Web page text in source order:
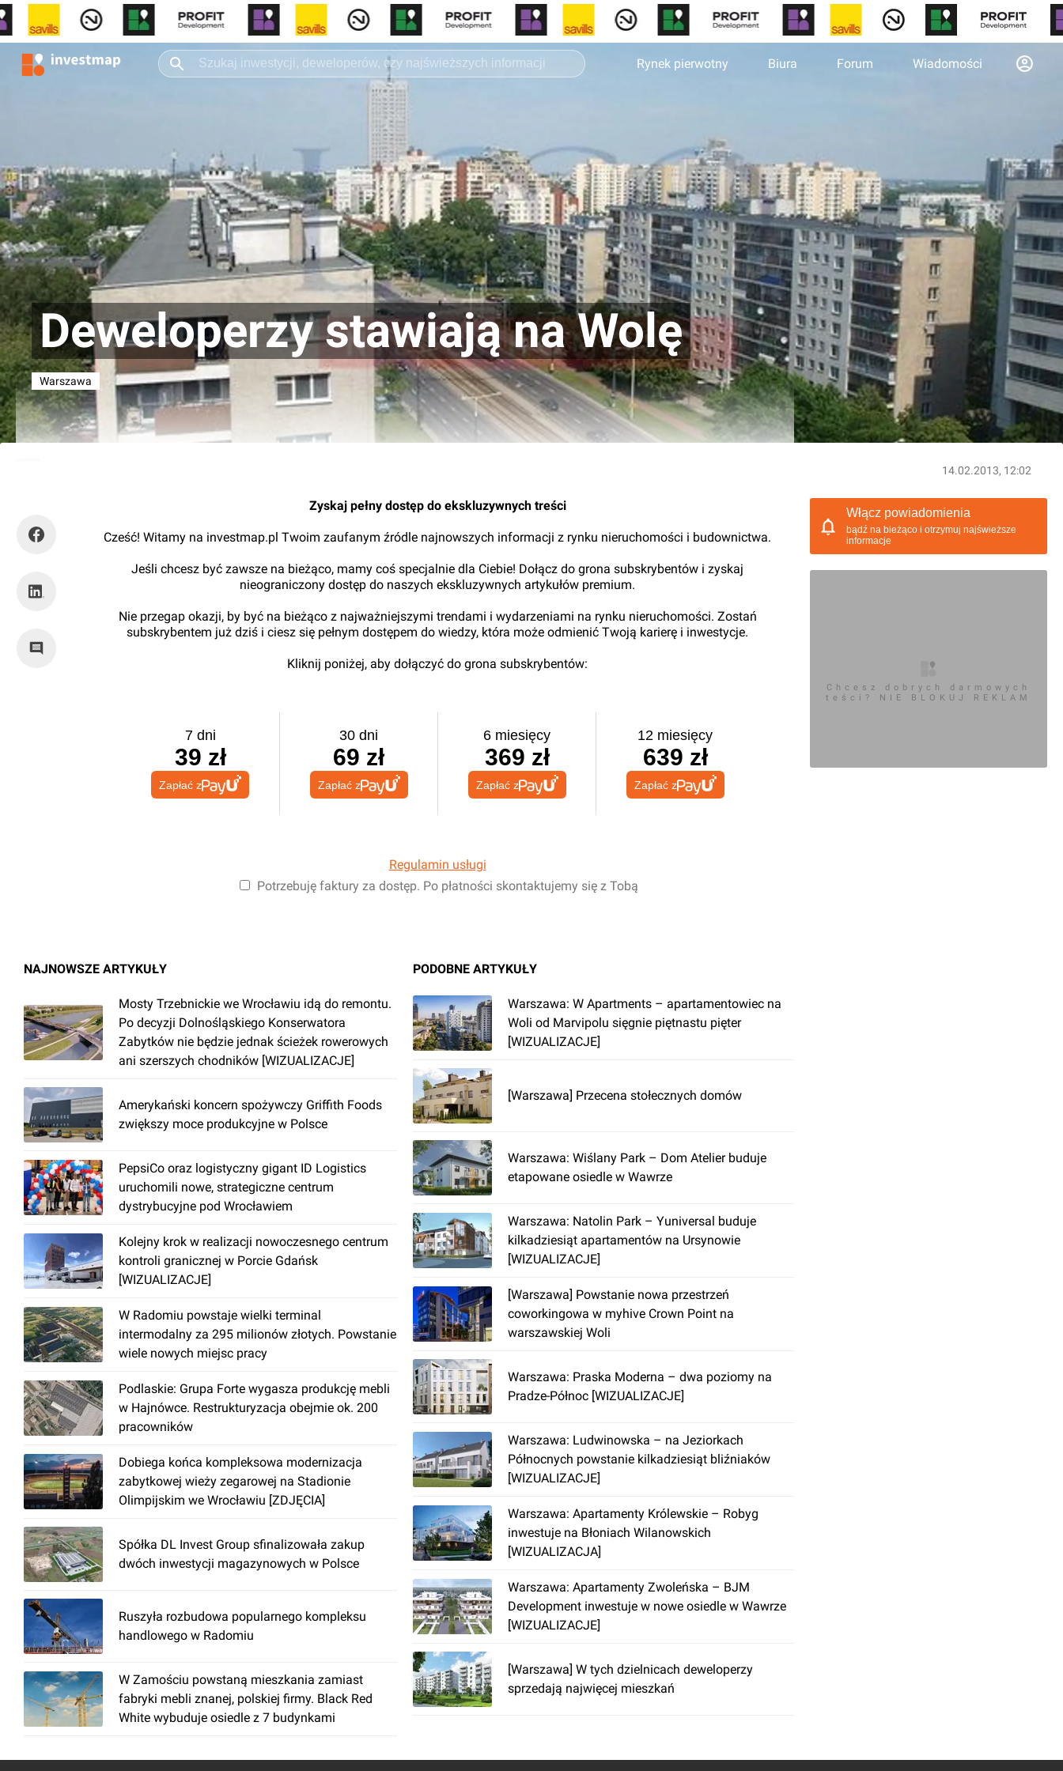
Rynek pierwotny Biura Forum Wiadomości
Deweloperzy stawiają na Wolę
Warszawa
14.02.2013, 12:02
Zyskaj pełny dostęp do ekskluzywnych treści
Cześć! Witamy na investmap.pl Twoim zaufanym źródle najnowszych informacji z rynku nieruchomości i budownictwa.
Jeśli chcesz być zawsze na bieżąco, mamy coś specjalnie dla Ciebie! Dołącz do grona subskrybentów i zyskaj
nieograniczony dostęp do naszych ekskluzywnych artykułów premium.
Nie przegap okazji, by być na bieżąco z najważniejszymi trendami i wydarzeniami na rynku nieruchomości. Zostań
subskrybentem już dziś i ciesz się pełnym dostępem do wiedzy, która może odmienić Twoją karierę i inwestycje.
Kliknij poniżej, aby dołączyć do grona subskrybentów:
7 dni
39 zł
Zapłać z
30 dni
69 zł
Zapłać z
6 miesięcy
369 zł
Zapłać z
12 miesięcy
639 zł
Zapłać z
Regulamin usługi
Potrzebuję faktury za dostęp. Po płatności skontaktujemy się z Tobą
NAJNOWSZE ARTYKUŁY
Mosty Trzebnickie we Wrocławiu idą do remontu.
Po decyzji Dolnośląskiego Konserwatora
Zabytków nie będzie jednak ścieżek rowerowych
ani szerszych chodników [WIZUALIZACJE]
Amerykański koncern spożywczy Griffith Foods
zwiększy moce produkcyjne w Polsce
PepsiCo oraz logistyczny gigant ID Logistics
uruchomili nowe, strategiczne centrum
dystrybucyjne pod Wrocławiem
Kolejny krok w realizacji nowoczesnego centrum
kontroli granicznej w Porcie Gdańsk
[WIZUALIZACJE]
W Radomiu powstaje wielki terminal
intermodalny za 295 milionów złotych. Powstanie
wiele nowych miejsc pracy
Podlaskie: Grupa Forte wygasza produkcję mebli
w Hajnówce. Restrukturyzacja obejmie ok. 200
pracowników
Dobiega końca kompleksowa modernizacja
zabytkowej wieży zegarowej na Stadionie
Olimpijskim we Wrocławiu [ZDJĘCIA]
Spółka DL Invest Group sfinalizowała zakup
dwóch inwestycji magazynowych w Polsce
Ruszyła rozbudowa popularnego kompleksu
handlowego w Radomiu
W Zamościu powstaną mieszkania zamiast
fabryki mebli znanej, polskiej firmy. Black Red
White wybuduje osiedle z 7 budynkami
PODOBNE ARTYKUŁY
Warszawa: W Apartments – apartamentowiec na
Woli od Marvipolu sięgnie piętnastu pięter
[WIZUALIZACJE]
[Warszawa] Przecena stołecznych domów
Warszawa: Wiślany Park – Dom Atelier buduje
etapowane osiedle w Wawrze
Warszawa: Natolin Park – Yuniversal buduje
kilkadziesiąt apartamentów na Ursynowie
[WIZUALIZACJE]
[Warszawa] Powstanie nowa przestrzeń
coworkingowa w myhive Crown Point na
warszawskiej Woli
Warszawa: Praska Moderna – dwa poziomy na
Pradze-Północ [WIZUALIZACJE]
Warszawa: Ludwinowska – na Jeziorkach
Północnych powstanie kilkadziesiąt bliźniaków
[WIZUALIZACJE]
Warszawa: Apartamenty Królewskie – Robyg
inwestuje na Błoniach Wilanowskich
[WIZUALIZACJA]
Warszawa: Apartamenty Zwoleńska – BJM
Development inwestuje w nowe osiedle w Wawrze
[WIZUALIZACJE]
[Warszawa] W tych dzielnicach deweloperzy
sprzedają najwięcej mieszkań
Włącz powiadomienia
bądź na bieżąco i otrzymuj najświeższe
informacje
Chcesz dobrych darmowych
teści? NIE BLOKUJ REKLAM